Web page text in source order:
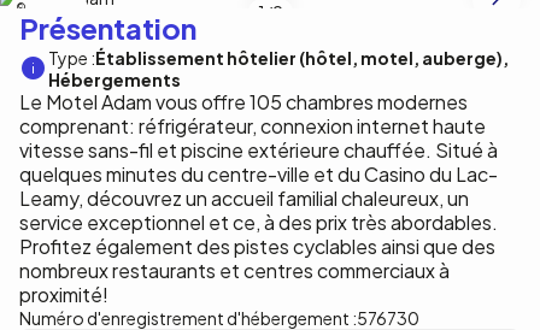
1 /9
Présentation
Type :Établissement hôtelier (hôtel, motel, auberge)
Hébergements
Le Motel Adam vous offre 105 chambres modernes
comprenant: réfrigérateur, connexion internet haute
vitesse sans-fil et piscine extérieure chauffée. Situé à
quelques minutes du centre-ville et du Casino du Lac-
Leamy, découvrez un accueil familial chaleureux, un
service exceptionnel et ce, à des prix très abordables.
Profitez également des pistes cyclables ainsi que des
nombreux restaurants et centres commerciaux à
proximité!
Numéro d'enregistrement d'hébergement :576730